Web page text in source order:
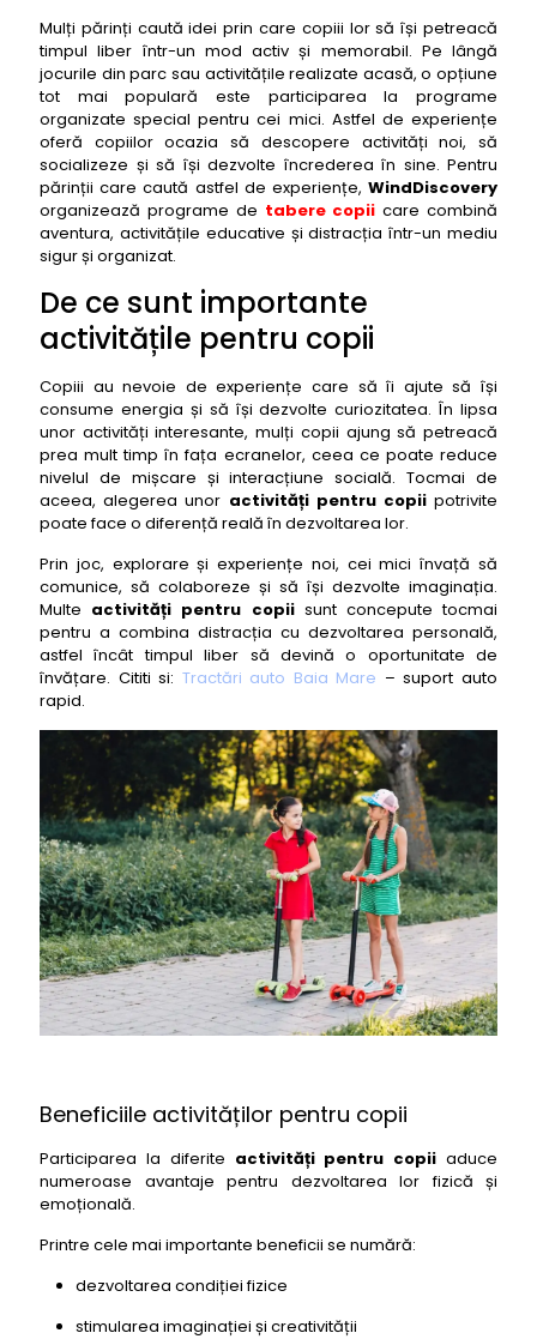
Mulți părinți caută idei prin care copiii lor să își petreacă
timpul liber într-un mod activ și memorabil. Pe lângă
jocurile din parc sau activitățile realizate acasă, o opțiune
tot mai populară este participarea la programe
organizate special pentru cei mici. Astfel de experiențe
oferă copiilor ocazia să descopere activități noi, să
socializeze și să își dezvolte încrederea în sine. Pentru
părinții care caută astfel de experiențe, WindDiscovery
organizează programe de tabere copii care combină
aventura, activitățile educative și distracția într-un mediu
sigur și organizat.
De ce sunt importante
activitățile pentru copii
Copiii au nevoie de experiențe care să îi ajute să își
consume energia și să își dezvolte curiozitatea. În lipsa
unor activități interesante, mulți copii ajung să petreacă
prea mult timp în fața ecranelor, ceea ce poate reduce
nivelul de mișcare și interacțiune socială. Tocmai de
aceea, alegerea unor activități pentru copiipotrivite
poate face o diferență reală în dezvoltarea lor.
Prin joc, explorare și experiențe noi, cei mici învață să
comunice, să colaboreze și să își dezvolte imaginația.
Multe activități pentru copiisunt concepute tocmai
pentru a combina distracția cu dezvoltarea personală,
astfel încât timpul liber să devină o oportunitate de
învățare. Cititi si: Tractări auto Baia Mare – suport auto
rapid.
Beneficiile activităților pentru copii
Participarea la diferite activități pentru copii aduce
numeroase avantaje pentru dezvoltarea lor fizică și
emoțională.
Printre cele mai importante beneficii se numără:
dezvoltarea condiției fizice
stimularea imaginației și creativității